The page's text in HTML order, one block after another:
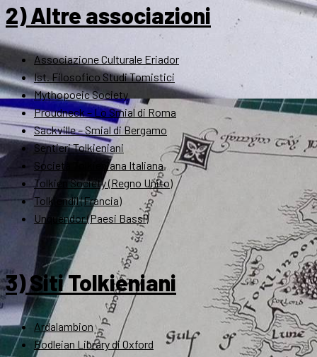
2) Altre associazioni
Associazione Culturale Eriador
Ist. Filosofico Studi Tomistici
Mythopoeic Society
Proudneck – Lo Smial di Roma
Sackville – Smial di Bergamo
Sentieri Tolkieniani
Società Tolkieniana Italiana
Tolkien Society (Regno Unito)
Tolkiendil (Francia)
Unquendor (Paesi Bassi)
3) Siti Tolkieniani
Ardalambion
Bodleian Library di Oxford